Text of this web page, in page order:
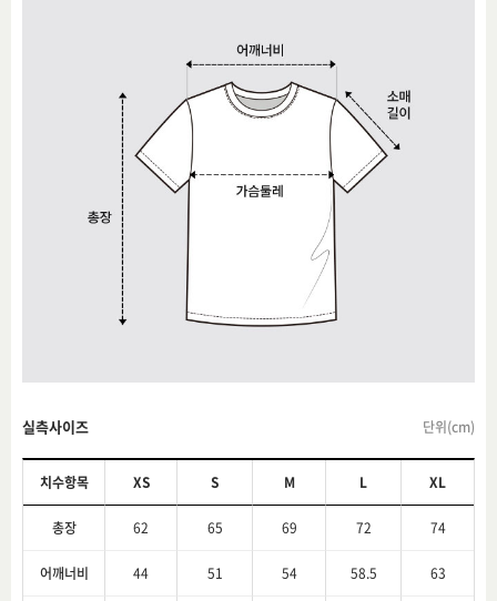
실측사이즈 단위(cm)
치수항목 XS S M L XL
총장 62 65 69 72 74
어깨너비 44 51 54 58.5 63